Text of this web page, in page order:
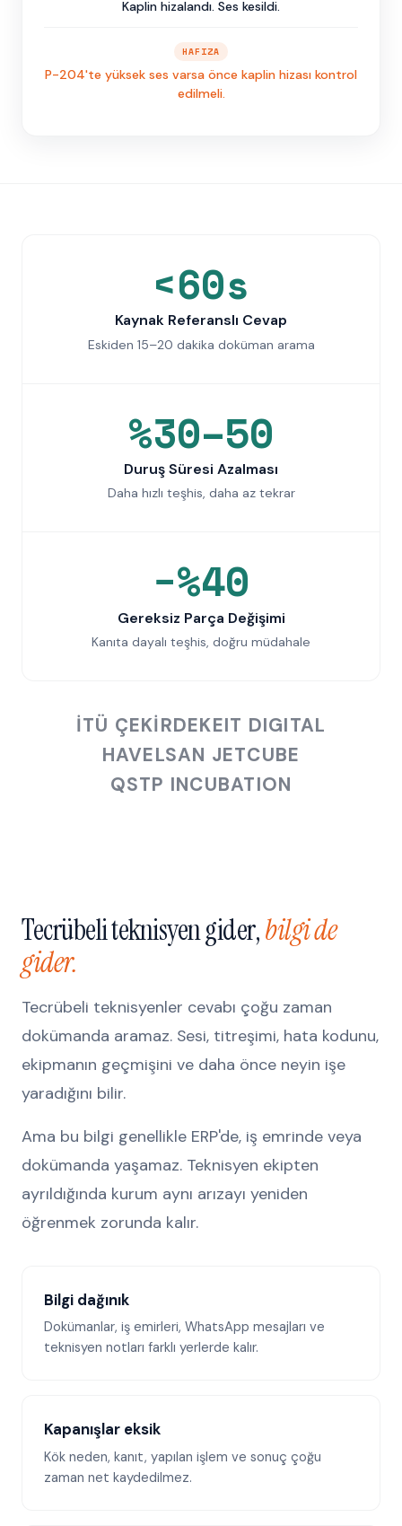
Kaplin hizalandı. Ses kesildi.
HAFIZA
P-204'te yüksek ses varsa önce kaplin hizası kontrol
edilmeli.
<60s
Kaynak Referanslı Cevap
Eskiden 15–20 dakika doküman arama
%30–50
Duruş Süresi Azalması
Daha hızlı teşhis, daha az tekrar
−%40
Gereksiz Parça Değişimi
Kanıta dayalı teşhis, doğru müdahale
İTÜ ÇEKIRDEKEIT DIGITAL
HAVELSAN JETCUBE
QSTP INCUBATION
Tecrübeli teknisyen gider,bilgi de
gider.
Tecrübeli teknisyenler cevabı çoğu zaman
dokümanda aramaz. Sesi, titreşimi, hata kodunu,
ekipmanın geçmişini ve daha önce neyin işe
yaradığını bilir.
Ama bu bilgi genellikle ERP'de, iş emrinde veya
dokümanda yaşamaz. Teknisyen ekipten
ayrıldığında kurum aynı arızayı yeniden
öğrenmek zorunda kalır.
Bilgi dağınık
Dokümanlar, iş emirleri, WhatsApp mesajları ve
teknisyen notları farklı yerlerde kalır.
Kapanışlar eksik
Kök neden, kanıt, yapılan işlem ve sonuç çoğu
zaman net kaydedilmez.